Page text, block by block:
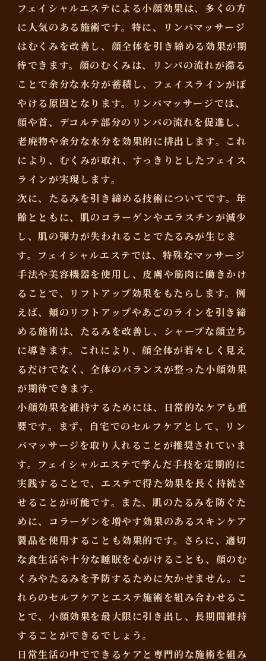
フェイシャルエステによる小顔効果は、多くの方
に人気のある施術です。特に、リンパマッサージ
はむくみを改善し、顔全体を引き締める効果が期
待できます。顔のむくみは、リンパの流れが滞る
ことで余分な水分が蓄積し、フェイスラインがぼ
やける原因となります。リンパマッサージでは、
顔や首、デコルテ部分のリンパの流れを促進し、
老廃物や余分な水分を効果的に排出します。これ
により、むくみが取れ、すっきりとしたフェイス
ラインが実現します。
次に、たるみを引き締める技術についてです。年
齢とともに、肌のコラーゲンやエラスチンが減少
し、肌の弾力が失われることでたるみが生じま
す。フェイシャルエステでは、特殊なマッサージ
手法や美容機器を使用し、皮膚や筋肉に働きかけ
ることで、リフトアップ効果をもたらします。例
えば、頬のリフトアップやあごのラインを引き締
める施術は、たるみを改善し、シャープな顔立ち
に導きます。これにより、顔全体が若々しく見え
るだけでなく、全体のバランスが整った小顔効果
が期待できます。
小顔効果を維持するためには、日常的なケアも重
要です。まず、自宅でのセルフケアとして、リン
パマッサージを取り入れることが推奨されていま
す。フェイシャルエステで学んだ手技を定期的に
実践することで、エステで得た効果を長く持続さ
せることが可能です。また、肌のたるみを防ぐた
めに、コラーゲンを増やす効果のあるスキンケア
製品を使用することも効果的です。さらに、適切
な食生活や十分な睡眠を心がけることも、顔のむ
くみやたるみを予防するために欠かせません。こ
れらのセルフケアとエステ施術を組み合わせるこ
とで、小顔効果を最大限に引き出し、長期間維持
することができるでしょう。
日常生活の中でできるケアと専門的な施術を組み